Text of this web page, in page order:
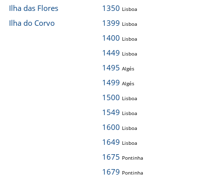
Ilha das Flores
Ilha do Corvo
1350 Lisboa
1399 Lisboa
1400 Lisboa
1449 Lisboa
1495 Algés
1499 Algés
1500 Lisboa
1549 Lisboa
1600 Lisboa
1649 Lisboa
1675 Pontinha
1679 Pontinha